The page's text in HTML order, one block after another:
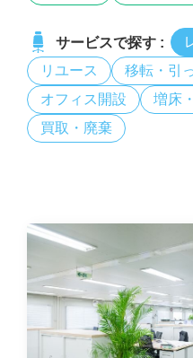
サービスで探す :
リユース
移転・引
オフィス開設
増床
買取・廃棄